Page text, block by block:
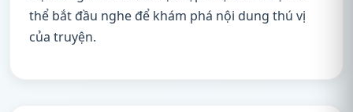
thể bắt đầu nghe để khám phá nội dung thú vị
của truyện.